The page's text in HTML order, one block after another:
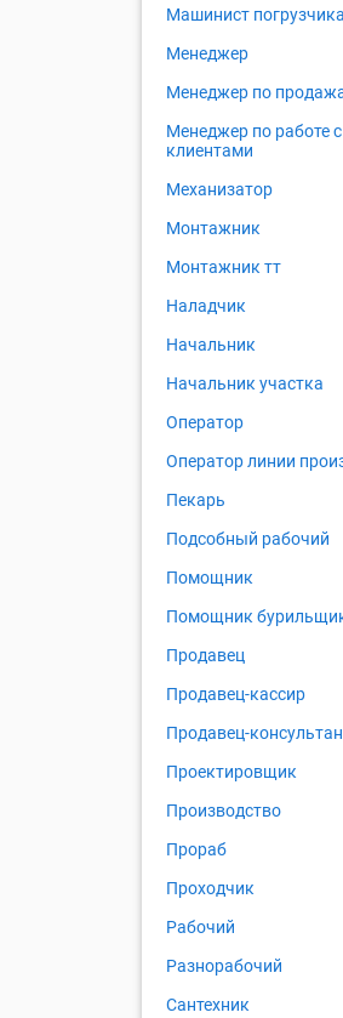
Машинист погрузчика
Менеджер
Менеджер по
Менеджер по работе с
клиентами
Механизатор
Монтажник
Монтажник тт
Наладчик
Начальник
Начальник участка
Оператор
Оператор линии
Пекарь
Подсобный рабочий
Помощник
Помощник
Продавец
Продавец-кассир
Продавец-
Проектировщик
Производство
Прораб
Проходчик
Рабочий
Разнорабочий
Сантехник